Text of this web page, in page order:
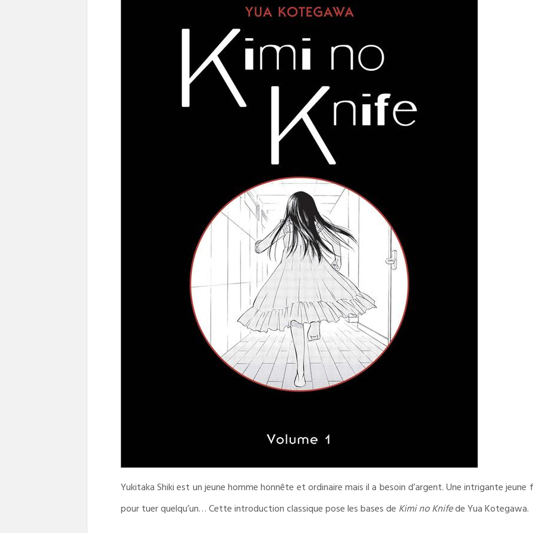
Yukitaka Shiki est un jeune homme honnête et ordinaire mais il a besoin d’argent. Une intrigante
pour tuer quelqu’un… Cette introduction classique pose les bases de Kimi no Knifede Yua Kotegawa.